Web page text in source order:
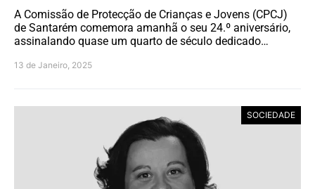
A Comissão de Protecção de Crianças e Jovens (CPCJ)
de Santarém comemora amanhã o seu 24.º aniversário,
assinalando quase um quarto de século dedicado…
13 de Janeiro, 2025
SOCIEDADE